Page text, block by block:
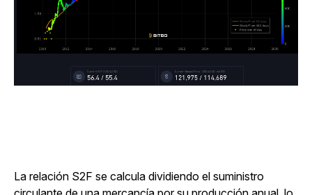
La relación S2F se calcula dividiendo el suministro